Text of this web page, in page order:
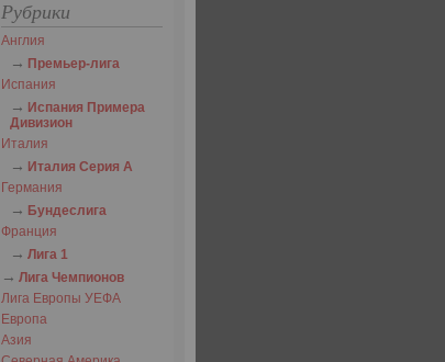
Рубрики
Англия
Премьер-лига
Испания
Испания Примера
Дивизион
Италия
Италия Серия А
Германия
Бундеслига
Франция
Лига 1
Лига Чемпионов
Лига Европы УЕФА
Европа
Азия